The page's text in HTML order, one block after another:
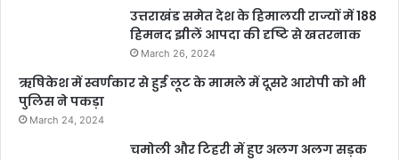
उत्तराखंड समेत देश के हिमालयी राज्यों में 188
हिमनद झीलें आपदा की दृष्टि से खतरनाक
March 26, 2024
ऋषिकेश में स्वर्णकार से हुई लूट के मामले में दूसरे आरोपी को भी
पुलिस ने पकड़ा
March 24, 2024
चमोली और टिहरी में हुए अलग अलग सड़क